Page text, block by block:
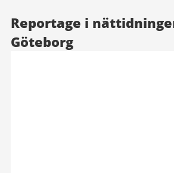
Reportage i
Göteborg